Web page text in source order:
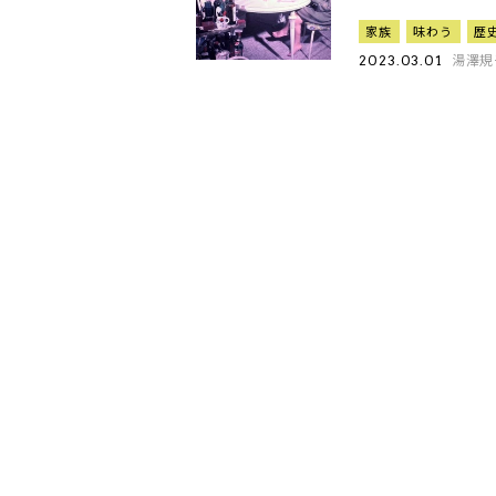
家族 味わう 歴
2023.03.01 湯澤